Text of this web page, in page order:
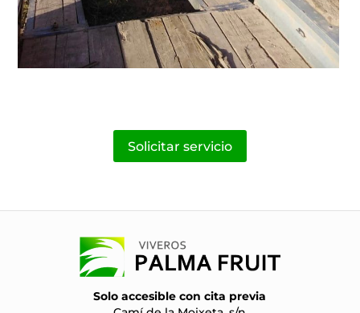
Solicitar servicio
Solo accesible con cita previa